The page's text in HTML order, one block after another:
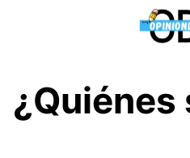
¿Quiénes